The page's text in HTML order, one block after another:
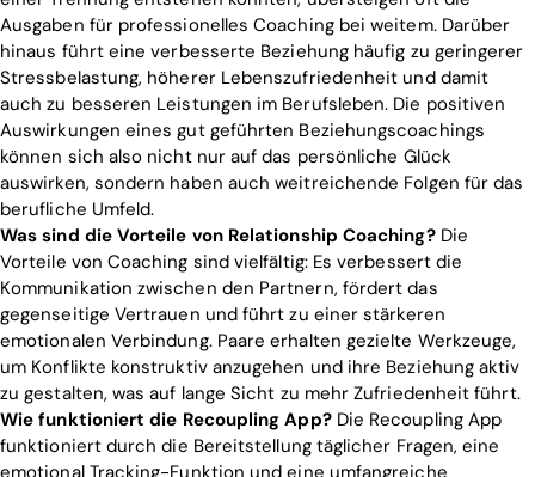
Ausgaben für professionelles Coaching bei weitem. Darüber
hinaus führt eine verbesserte Beziehung häufig zu geringerer
Stressbelastung, höherer Lebenszufriedenheit und damit
auch zu besseren Leistungen im Berufsleben. Die positiven
Auswirkungen eines gut geführten Beziehungscoachings
können sich also nicht nur auf das persönliche Glück
auswirken, sondern haben auch weitreichende Folgen für das
berufliche Umfeld.
Was sind die Vorteile von Relationship Coaching?Die
Vorteile von Coaching sind vielfältig: Es verbessert die
Kommunikation zwischen den Partnern, fördert das
gegenseitige Vertrauen und führt zu einer stärkeren
emotionalen Verbindung. Paare erhalten gezielte Werkzeuge,
um Konflikte konstruktiv anzugehen und ihre Beziehung aktiv
zu gestalten, was auf lange Sicht zu mehr Zufriedenheit führt.
Wie funktioniert die Recoupling App?Die Recoupling App
funktioniert durch die Bereitstellung täglicher Fragen, eine
emotional Tracking-Funktion und eine umfangreiche